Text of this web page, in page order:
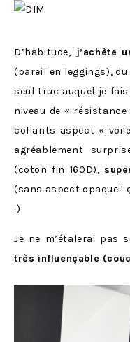
D’habitude, j’achète
(pareil en leggings),
seul truc auquel je
niveau de «
collants aspect «
agréablement
(coton fin 160D),
(sans aspect opaque !
:)
Je ne m’étalerai pas
très influençable